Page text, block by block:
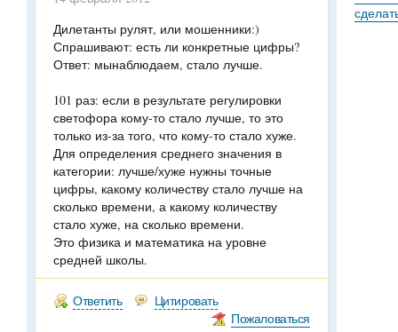
Дилетанты рулят, или мошенники:)
Спрашивают: есть ли конкретные цифры?
Ответ: мынаблюдаем, стало лучше.
101 раз: если в результате регулировки
светофора кому-то стало лучше, то это
только из-за того, что кому-то стало хуже.
Для определения среднего значения в
категории: лучше/хуже нужны точные
цифры, какому количеству стало лучше на
сколько времени, а какому количеству
стало хуже, на сколько времени.
Это физика и математика на уровне
средней школы.
Ответить
Цитировать
Пожаловаться